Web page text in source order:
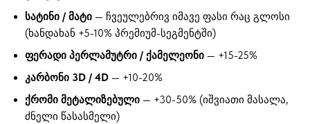
სატინი / მატი — ჩვეულებრივ იმავე ფასი რაც გლოსი
(ხანდახან +5-10% პრემიუმ-სეგმენტში)
ფერადი პერლამუტრი / ქამელეონი — +15-25%
კარბონი 3D / 4D — +10-20%
ქრომი მეტალიზებული — +30-50% (იშვიათი მასალა,
ძნელი წასასმელი)